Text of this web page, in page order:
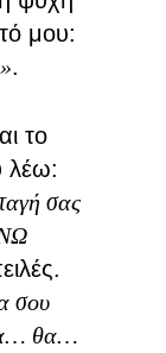
μου:
.
το
λέω:
σας
σου
θα…